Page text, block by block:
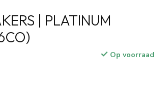
| PLATINUM
Op voorraad